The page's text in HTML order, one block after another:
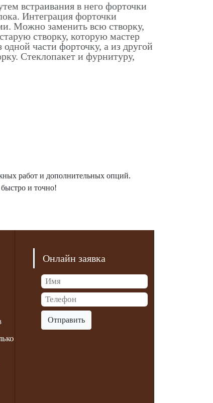
встраивания в него форточки
Интеграция форточки
Можно заменить всю створку,
створку, которую мастер
одной части форточку, а из другой
Стеклопакет и фурнитуру,
работ и дополнительных опций.
и точно!
Онлайн заявка
Отправить